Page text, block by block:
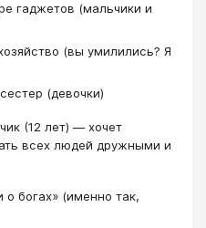
гаджетов (мальчики и
(вы умилились? Я
(девочки)
(12 лет) — хочет
всех людей дружными и
богах» (именно так,